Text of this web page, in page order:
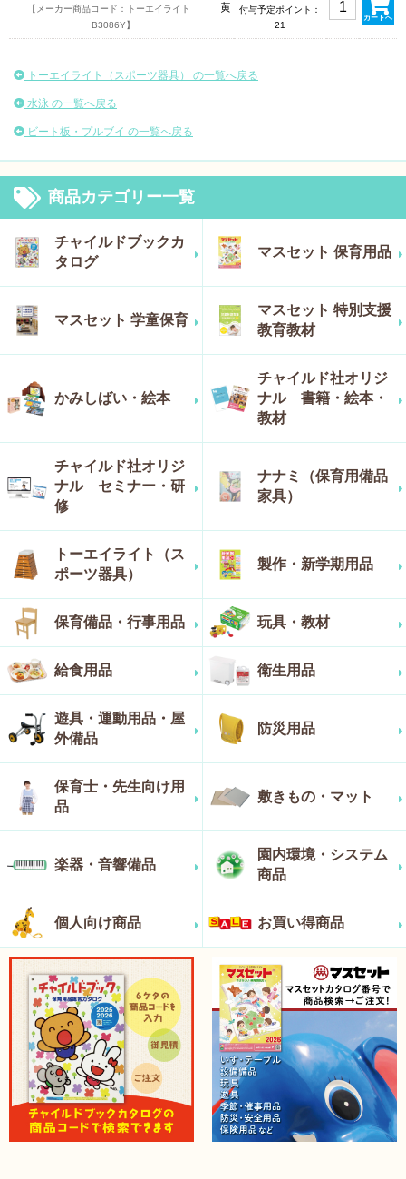
【メーカー商品コード：トーエイライト
B3086Y】
黄
付与予定ポイント：
21
カートへ
トーエイライト（スポーツ器具） の一覧へ戻る
水泳 の一覧へ戻る
ビート板・プルブイ の一覧へ戻る
商品カテゴリー一覧
チャイルドブックカ
タログ
マスセット 保育用品
マスセット 学童保育
マスセット 特別支援
教育教材
かみしばい・絵本
チャイルド社オリジ
ナル 書籍・絵本・
教材
チャイルド社オリジ
ナル セミナー・研
修
ナナミ（保育用備品
家具）
トーエイライト（ス
ポーツ器具）
製作・新学期用品
保育備品・行事用品 玩具・教材
給食用品 衛生用品
遊具・運動用品・屋
外備品
防災用品
保育士・先生向け用
品
敷きもの・マット
楽器・音響備品
園内環境・システム
商品
個人向け商品 お買い得商品